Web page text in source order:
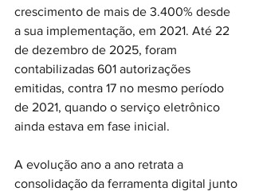
crescimento de mais de 3.400% desde
a sua implementação, em 2021. Até 22
de dezembro de 2025, foram
contabilizadas 601 autorizações
emitidas, contra 17 no mesmo período
de 2021, quando o serviço eletrônico
ainda estava em fase inicial.
A evolução ano a ano retrata a
consolidação da ferramenta digital junto